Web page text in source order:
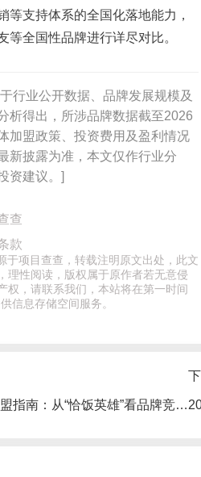
等支持体系的全国化落地能力，
等全国性品牌进行详尽对比。
行业公开数据、品牌发展规模及
析得出，所涉品牌数据截至2026
加盟政策、投资费用及盈利情况
新披露为准，本文仅作行业分
资建议。]
查
款
于项目查查，转载注明原文出处，此文
理性阅读，版权属于原作者若无意侵
权，请联系我们，本站将在第一时间
信息存储空间服务。
2026现炒快餐加盟指南：从“恰饭英雄”看品牌竞争力与投资逻辑